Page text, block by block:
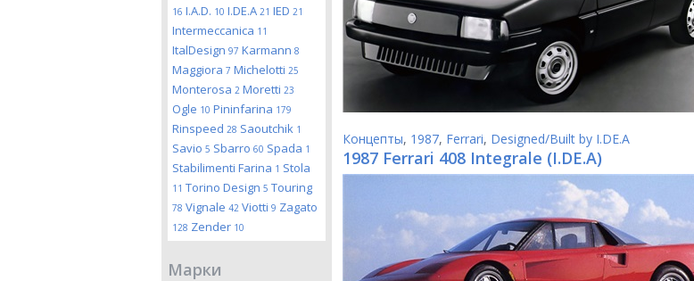
16 I.A.D. 10 I.DE.A 21 IED 21
Intermeccanica 11
ItalDesign 97 Karmann 8
Maggiora 7 Michelotti 25
Monterosa 2 Moretti 23
Ogle 10 Pininfarina 179
Rinspeed 28 Saoutchik 1
Savio 5 Sbarro 60 Spada 1
Stabilimenti Farina 1 Stola
11 Torino Design 5 Touring
78 Vignale 42 Viotti 9 Zagato
128 Zender 10
Марки
Концепты, 1987, Ferrari, Designed/Built by I.DE.A
1987 Ferrari 408 Integrale (I.DE.A)